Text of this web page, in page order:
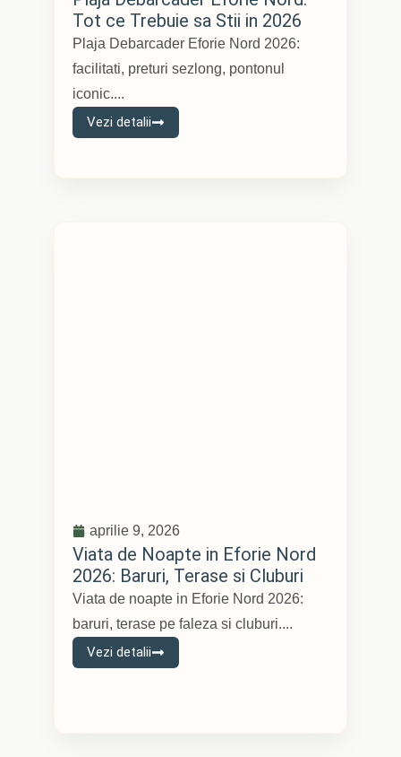
Tot ce Trebuie sa Stii in 2026
Plaja Debarcader Eforie Nord 2026:
facilitati, preturi sezlong, pontonul
iconic....
Vezi detalii
aprilie 9, 2026
Viata de Noapte in Eforie Nord
2026: Baruri, Terase si Cluburi
Viata de noapte in Eforie Nord 2026:
baruri, terase pe faleza si cluburi....
Vezi detalii